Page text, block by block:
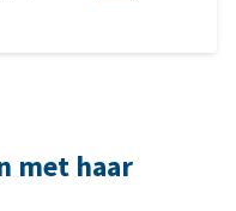
met haar